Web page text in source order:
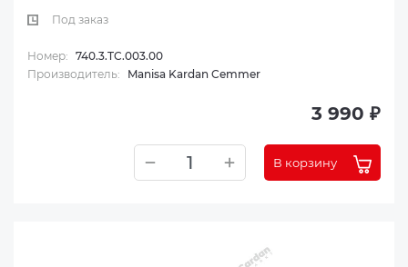
Под заказ
Номер: 740.3.TC.003.00
Производитель:
Manisa Kardan Cemmer
3 990 ₽
В корзину